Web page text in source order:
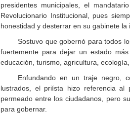
presidentes municipales, el
Revolucionario Institucional, pues
honestidad y desterrar en su gabinete la
Sostuvo que gobernó para todos
fuertemente para dejar un estado
educación, turismo, agricultura,
Enfundando en un traje negro,
lustrados, el priísta hizo referencia al
permeado entre los ciudadanos, pero
para gobernar.